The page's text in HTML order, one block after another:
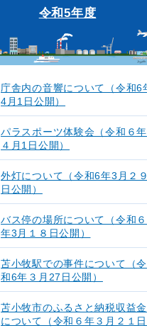
令和5年度
庁舎内の音響について（令和6
4月1日公開）
パラスポーツ体験会（令和６年
４月1日公開）
外灯について（令和6年3月２９
日公開）
バス停の場所について（令和６
年3月１８日公開）
苫小牧駅での事件について（令
和6年３月27日公開）
苫小牧市のふるさと納税収益金
について（令和６年３月２１日